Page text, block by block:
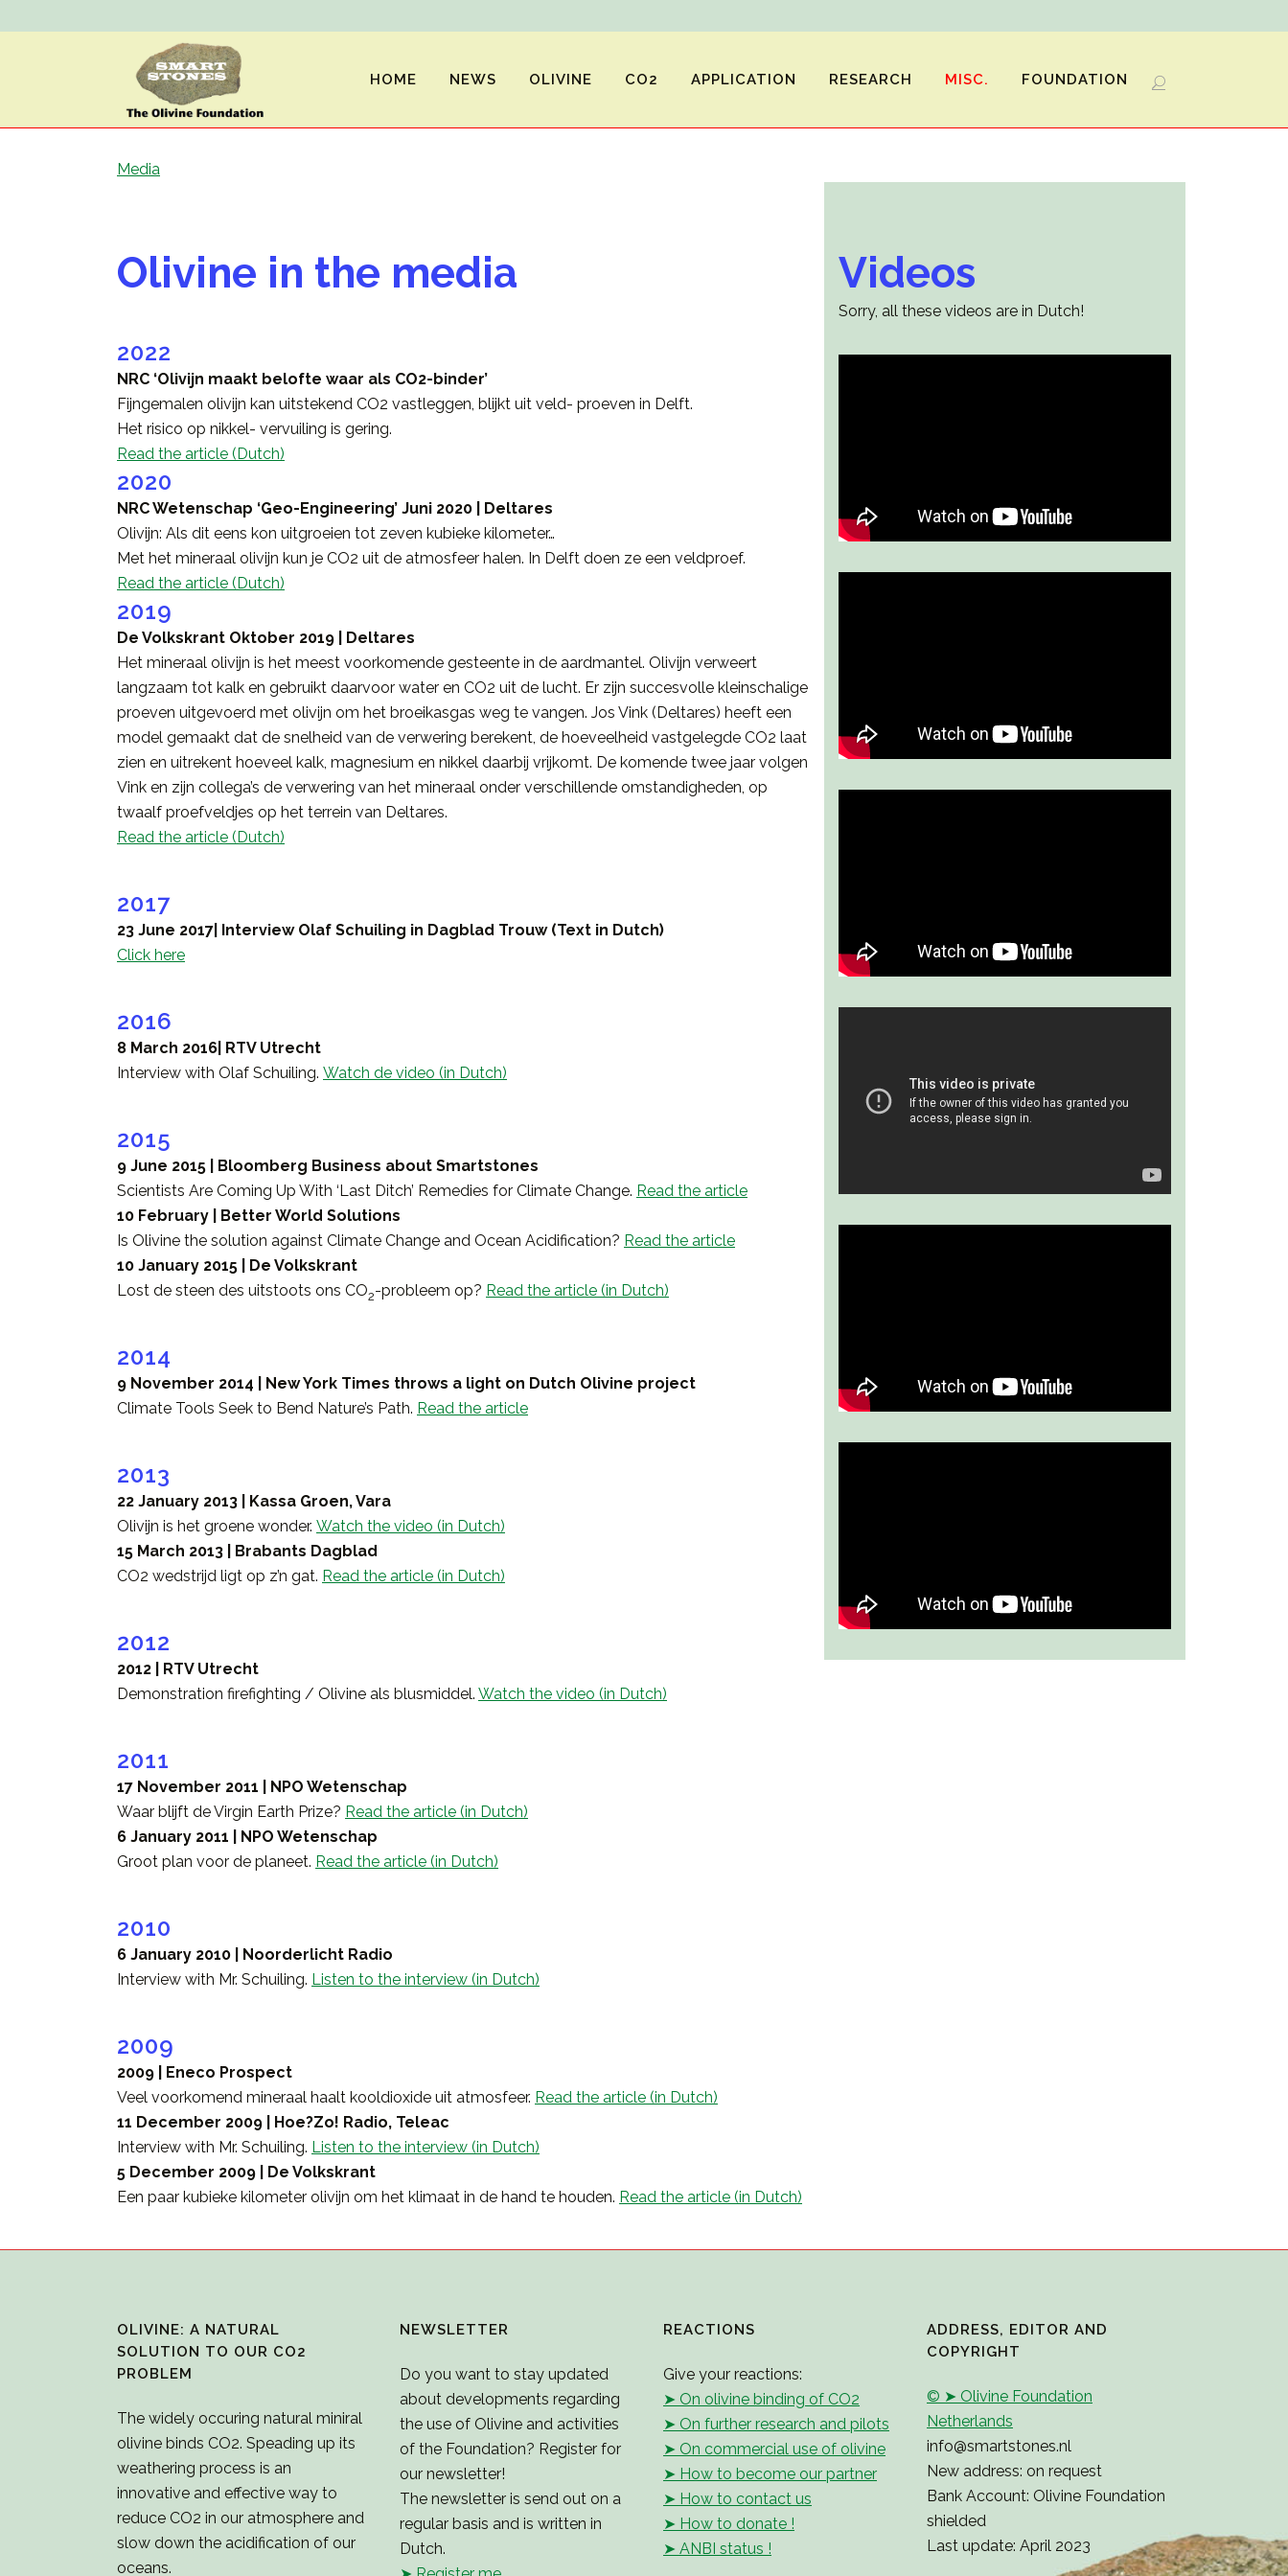
HOME NEWS OLIVINE CO2 APPLICATION RESEARCH MISC. FOUNDATION
Media
Olivine in the media
2022
NRC ‘Olivijn maakt belofte waar als CO2-binder’
Fijngemalen olivijn kan uitstekend CO2 vastleggen, blijkt uit veld- proeven in Delft.
Het risico op nikkel- vervuiling is gering.
Read the article (Dutch)
2020
NRC Wetenschap ‘Geo-Engineering’ Juni 2020 | Deltares
Olivijn: Als dit eens kon uitgroeien tot zeven kubieke kilometer…
Met het mineraal olivijn kun je CO2 uit de atmosfeer halen. In Delft doen ze een veldproef.
Read the article (Dutch)
2019
De Volkskrant Oktober 2019 | Deltares
Het mineraal olivijn is het meest voorkomende gesteente in de aardmantel. Olivijn verweert
langzaam tot kalk en gebruikt daarvoor water en CO2 uit de lucht. Er zijn succesvolle kleinschalige
proeven uitgevoerd met olivijn om het broeikasgas weg te vangen. Jos Vink (Deltares) heeft een
model gemaakt dat de snelheid van de verwering berekent, de hoeveelheid vastgelegde CO2 laat
zien en uitrekent hoeveel kalk, magnesium en nikkel daarbij vrijkomt. De komende twee jaar volgen
Vink en zijn collega’s de verwering van het mineraal onder verschillende omstandigheden, op
twaalf proefveldjes op het terrein van Deltares.
Read the article (Dutch)
2017
23 June 2017| Interview Olaf Schuiling in Dagblad Trouw (Text in Dutch)
Click here
2016
8 March 2016| RTV Utrecht
Interview with Olaf Schuiling. Watch de video (in Dutch)
2015
9 June 2015 | Bloomberg Business about Smartstones
Scientists Are Coming Up With ‘Last Ditch’ Remedies for Climate Change. Read the article
10 February | Better World Solutions
Is Olivine the solution against Climate Change and Ocean Acidification? Read the article
10 January 2015 | De Volkskrant
Lost de steen des uitstoots ons CO2-probleem op? Read the article (in Dutch)
2014
9 November 2014 | New York Times throws a light on Dutch Olivine project
Climate Tools Seek to Bend Nature’s Path. Read the article
2013
22 January 2013 | Kassa Groen, Vara
Olivijn is het groene wonder. Watch the video (in Dutch)
15 March 2013 | Brabants Dagblad
CO2 wedstrijd ligt op z’n gat. Read the article (in Dutch)
2012
2012 | RTV Utrecht
Demonstration firefighting / Olivine als blusmiddel. Watch the video (in Dutch)
2011
17 November 2011 | NPO Wetenschap
Waar blijft de Virgin Earth Prize? Read the article (in Dutch)
6 January 2011 | NPO Wetenschap
Groot plan voor de planeet. Read the article (in Dutch)
2010
6 January 2010 | Noorderlicht Radio
Interview with Mr. Schuiling. Listen to the interview (in Dutch)
2009
2009 | Eneco Prospect
Veel voorkomend mineraal haalt kooldioxide uit atmosfeer. Read the article (in Dutch)
11 December 2009 | Hoe?Zo! Radio, Teleac
Interview with Mr. Schuiling. Listen to the interview (in Dutch)
5 December 2009 | De Volkskrant
Een paar kubieke kilometer olivijn om het klimaat in de hand te houden. Read the article (in Dutch)
Videos
Sorry, all these videos are in Dutch!
OLIVINE: A NATURAL
SOLUTION TO OUR CO2
PROBLEM
The widely occuring natural miniral
olivine binds CO2. Speading up its
weathering process is an
innovative and effective way to
reduce CO2 in our atmosphere and
slow down the acidification of our
oceans.
NEWSLETTER
Do you want to stay updated
about developments regarding
the use of Olivine and activities
of the Foundation? Register for
our newsletter!
The newsletter is send out on a
regular basis and is written in
Dutch.
REACTIONS
Give your reactions:
➤ On olivine binding of CO2
➤ On further research and pilots
➤ On commercial use of olivine
➤ How to become our partner
➤ How to contact us
➤ How to donate !
➤ ANBI status !
ADDRESS, EDITOR AND
COPYRIGHT
© ➤ Olivine Foundation
Netherlands
info@smartstones.nl
New address: on request
Bank Account: Olivine Foundation
shielded
Last update: April 2023